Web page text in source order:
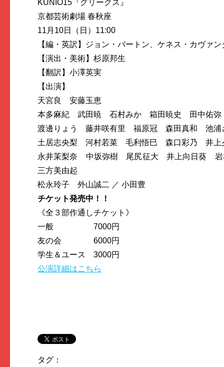
KUNIO15『グリークス』
京都芸術劇場 春秋座
11月10日（日）11:00
【編・英訳】ジョン・バートン、ケネス・カヴァン
【演出・美術】杉原邦生
【翻訳】小澤英実
【出演】
天宮良 安藤玉恵
本多麻紀 武田暁 石村みか 箱田暁史 田中佑弥
渡邊りょう 藤井咲有里 福原冠 森田真和 池浦
土居志央梨 河村若菜 毛利悟巳 森口彩乃 井上
永井茉梨奈 中坂弥樹 尾尻征大 井上向日葵
三方美由起
松永玲子 外山誠二 ／ 小田豊
チケット発売中！！
《全３部作通しチケット》
一般 7000円
友の会 6000円
学生＆ユース 3000円
公演詳細はこちら
タグ：